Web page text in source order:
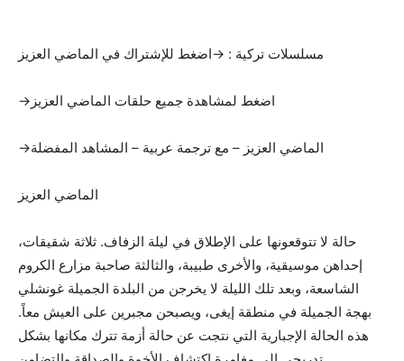
مسلسلات تركية : →اضغط للإشتراك في الماضي العزيز
→اضغط لمشاهدة جميع حلقات الماضي العزيز
→الماضي العزيز – مع ترجمة عربية – المشاهد المفضلة
الماضي العزيز
حالة لا تتوقعونها على الإطلاق في ليلة الزفاف. ثلاثة شقيقات،
إحداهن موسيقية، والأخرى طبيبة، والثالثة صاحبة مزارع الكروم
الشاسعة، وبعد تلك الليلة لا يخرجن من البلدة الجميلة غونشلي
بهجة الجميلة في منطقة إيغى، ويصبحن مجبرين على العيش معاً.
هذه الحالة الإجبارية التي نتجت عن حالة أزمة تترك مكانها بشكل